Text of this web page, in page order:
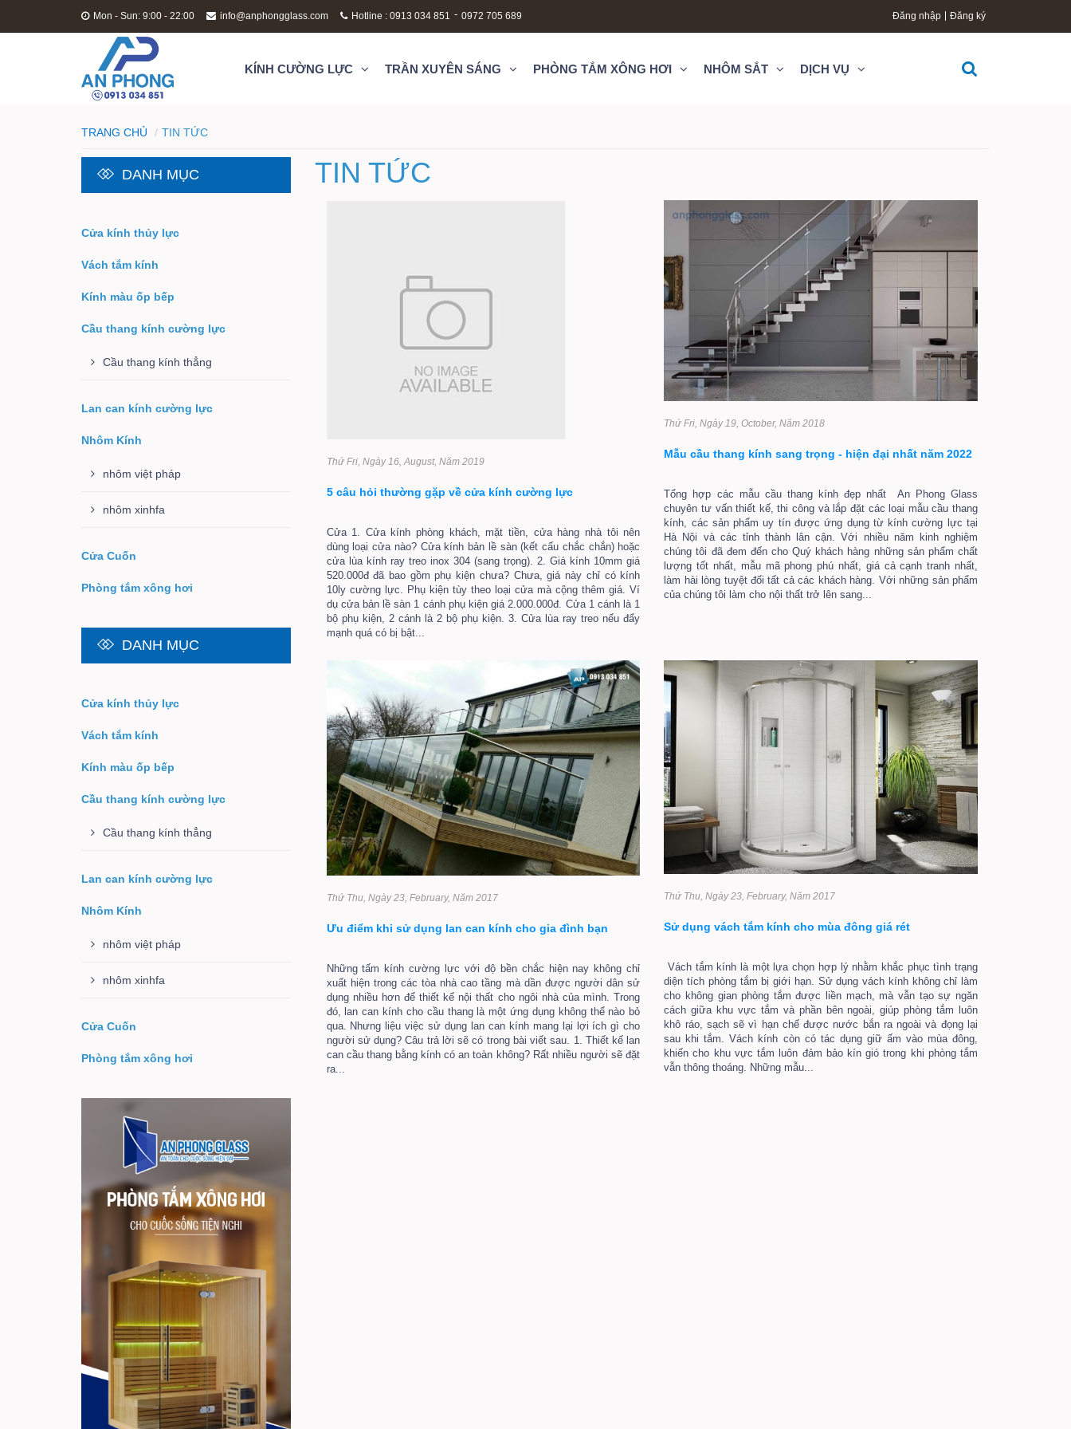
Mon - Sun: 9:00 - 22:00 info@anphongglass.com Hotline : 0913 034 851 - 0972 705 689 Đăng nhập Đăng ký
KÍNH CƯỜNG LỰC TRẦN XUYÊN SÁNG PHÒNG TẮM XÔNG HƠI NHÔM SẮT DỊCH VỤ
TRANG CHỦ TIN TỨC
TIN TỨC
Thứ Fri, Ngày 16, August, Năm 2019
5 câu hỏi thường gặp về cửa kính cường lực
Cửa 1. Cửa kính phòng khách, mặt tiền, cửa hàng nhà tôi nên
dùng loại cửa nào? Cửa kính bản lề sàn (kết cấu chắc chắn) hoặc
cửa lùa kính ray treo inox 304 (sang trọng). 2. Giá kính 10mm giá
520.000đ đã bao gồm phụ kiện chưa? Chưa, giá này chỉ có kính
10ly cường lực. Phụ kiện tùy theo loại cửa mà cộng thêm giá. Ví
dụ cửa bản lề sàn 1 cánh phụ kiện giá 2.000.000đ. Cửa 1 cánh là 1
bộ phụ kiện, 2 cánh là 2 bộ phụ kiện. 3. Cửa lùa ray treo nếu đẩy
mạnh quá có bị bật...
Thứ Fri, Ngày 19, October, Năm 2018
Mẫu cầu thang kính sang trọng - hiện đại nhất năm 2022
Tổng hợp các mẫu cầu thang kính đẹp nhất An Phong Glass
chuyên tư vấn thiết kế, thi công và lắp đặt các loại mẫu cầu thang
kính, các sản phẩm uy tín được ứng dụng từ kính cường lực tại
Hà Nội và các tỉnh thành lân cận. Với nhiều năm kinh nghiệm
chúng tôi đã đem đến cho Quý khách hàng những sản phẩm chất
lượng tốt nhất, mẫu mã phong phú nhất, giá cả cạnh tranh nhất,
làm hài lòng tuyệt đối tất cả các khách hàng. Với những sản phẩm
của chúng tôi làm cho nội thất trở lên sang...
Thứ Thu, Ngày 23, February, Năm 2017
Ưu điểm khi sử dụng lan can kính cho gia đình bạn
Những tấm kính cường lực với độ bền chắc hiện nay không chỉ
xuất hiện trong các tòa nhà cao tầng mà dần được người dân sử
dụng nhiều hơn để thiết kế nội thất cho ngôi nhà của mình. Trong
đó, lan can kính cho cầu thang là một ứng dụng không thể nào bỏ
qua. Nhưng liệu việc sử dụng lan can kính mang lại lợi ích gì cho
người sử dụng? Câu trả lời sẽ có trong bài viết sau. 1. Thiết kế lan
can cầu thang bằng kính có an toàn không? Rất nhiều người sẽ đặt
ra...
Thứ Thu, Ngày 23, February, Năm 2017
Sử dụng vách tắm kính cho mùa đông giá rét
Vách tắm kính là một lựa chọn hợp lý nhằm khắc phục tình trạng
diện tích phòng tắm bị giới hạn. Sử dụng vách kính không chỉ làm
cho không gian phòng tắm được liền mạch, mà vẫn tạo sự ngăn
cách giữa khu vực tắm và phần bên ngoài, giúp phòng tắm luôn
khô ráo, sạch sẽ vì hạn chế được nước bắn ra ngoài và đọng lại
sau khi tắm. Vách kính còn có tác dụng giữ ấm vào mùa đông,
khiến cho khu vực tắm luôn đảm bảo kín gió trong khi phòng tắm
vẫn thông thoáng. Những mẫu...
DANH MỤC
Cửa kính thủy lực
Vách tắm kính
Kính màu ốp bếp
Cầu thang kính cường lực
Cầu thang kính thẳng
Lan can kính cường lực
Nhôm Kính
nhôm việt pháp
nhôm xinhfa
Cửa Cuốn
Phòng tắm xông hơi
DANH MỤC
Cửa kính thủy lực
Vách tắm kính
Kính màu ốp bếp
Cầu thang kính cường lực
Cầu thang kính thẳng
Lan can kính cường lực
Nhôm Kính
nhôm việt pháp
nhôm xinhfa
Cửa Cuốn
Phòng tắm xông hơi